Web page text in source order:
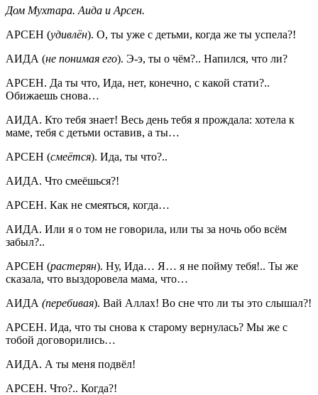
Дом Мухтара. Аида и Арсен.
АРСЕН (удивлён). О, ты уже с детьми, когда же ты успела?!
АИДА (не понимая его). Э-э, ты о чём?.. Напился, что ли?
АРСЕН. Да ты что, Ида, нет, конечно, с какой стати?..
Обижаешь снова…
АИДА. Кто тебя знает! Весь день тебя я прождала: хотела к
маме, тебя с детьми оставив, а ты…
АРСЕН (смеётся). Ида, ты что?..
АИДА. Что смеёшься?!
АРСЕН. Как не смеяться, когда…
АИДА. Или я о том не говорила, или ты за ночь обо всём
забыл?..
АРСЕН (растерян). Ну, Ида… Я… я не пойму тебя!.. Ты же
сказала, что выздоровела мама, что…
АИДА (перебивая). Вай Аллах! Во сне что ли ты это слышал?!
АРСЕН. Ида, что ты снова к старому вернулась? Мы же с
тобой договорились…
АИДА. А ты меня подвёл!
АРСЕН. Что?.. Когда?!